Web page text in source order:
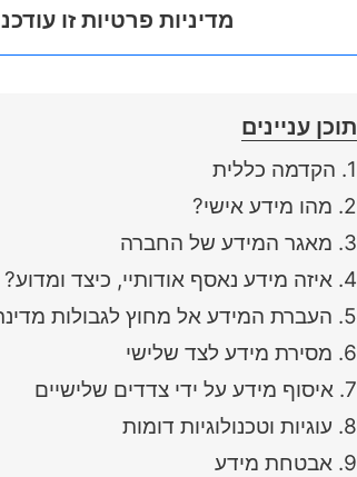
מדיניות פרטיות זו
תוכן עניינים
1. הקדמה כללית
2. מהו מידע אישי?
3. מאגר המידע של החברה
4. איזה מידע נאסף אודותיי, כיצד ומדוע?
5. העברת המידע אל מחוץ לגבולות
6. מסירת מידע לצד שלישי
7. איסוף מידע על ידי צדדים שלישיים
8. עוגיות וטכנולוגיות דומות
9. אבטחת מידע